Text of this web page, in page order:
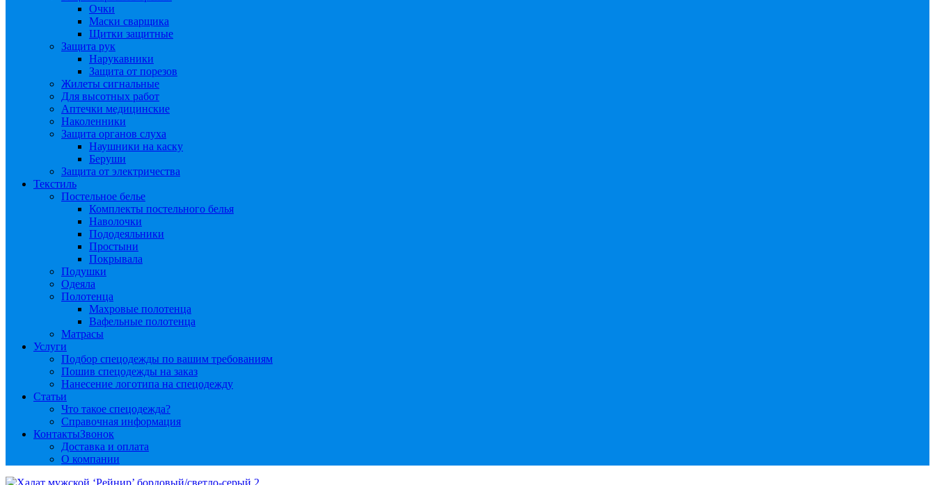
Очки
Маски сварщика
Щитки защитные
Защита рук
Нарукавники
Защита от порезов
Жилеты сигнальные
Для высотных работ
Аптечки медицинские
Наколенники
Защита органов слуха
Наушники на каску
Беруши
Защита от электричества
Текстиль
Постельное белье
Комплекты постельного белья
Наволочки
Пододеяльники
Простыни
Покрывала
Подушки
Одеяла
Полотенца
Махровые полотенца
Вафельные полотенца
Матрасы
Услуги
Подбор спецодежды по вашим требованиям
Пошив спецодежды на заказ
Нанесение логотипа на спецодежду
Статьи
Что такое спецодежда?
Справочная информация
КонтактыЗвонок
Доставка и оплата
О компании